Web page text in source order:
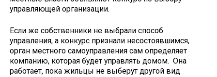
управляющей организации.
Если же собственники не выбрали способ
управления, а конкурс признали несостоявшимся,
орган местного самоуправления сам определяет
компанию, которая будет управлять домом. Она
работает, пока жильцы не выберут другой вид